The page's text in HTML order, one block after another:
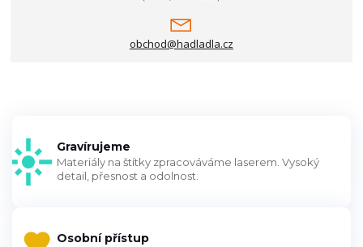
obchod@hadladla.cz
Gravírujeme
Materiály na štítky zpracováváme laserem. Vysoký
detail, přesnost a odolnost.
Osobní přístup